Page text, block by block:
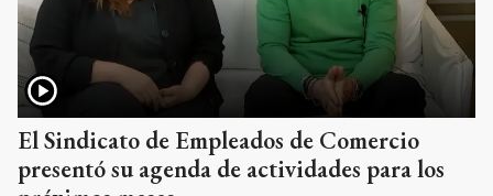
El Sindicato de Empleados de Comercio
presentó su agenda de actividades para los